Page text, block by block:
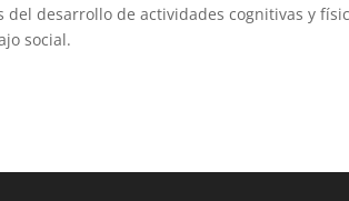
del desarrollo de actividades cognitivas y
social.